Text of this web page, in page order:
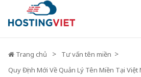
Trang chủ
Tư vấn tên miền
Quy Định Mới Về Quản Lý Tên Miền Tại